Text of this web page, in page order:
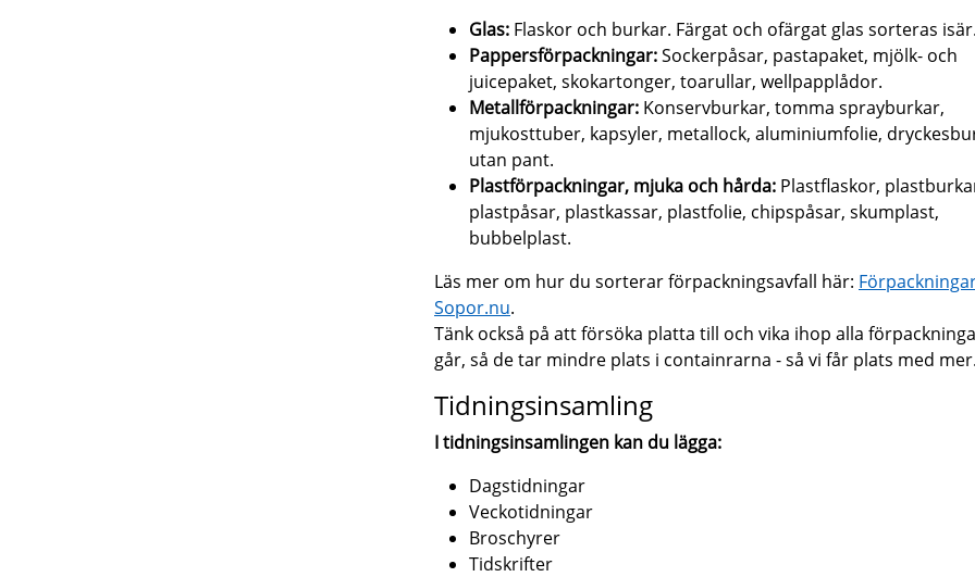
Glas: Flaskor och burkar. Färgat och ofärgat glas sorteras
Pappersförpackningar:Sockerpåsar, pastapaket, mjölk- och
juicepaket, skokartonger, toarullar, wellpapplådor.
Metallförpackningar: Konservburkar, tomma sprayburkar,
mjukosttuber, kapsyler, metallock, aluminiumfolie,
utan pant.
Plastförpackningar, mjuka och hårda: Plastflaskor,
plastpåsar, plastkassar, plastfolie, chipspåsar, skumplast,
bubbelplast.
Läs mer om hur du sorterar förpackningsavfall här:
Sopor.nu.
Tänk också på att försöka platta till och vika ihop alla
går, så de tar mindre plats i containrarna - så vi får plats med
Tidningsinsamling
I tidningsinsamlingen kan du lägga:
Dagstidningar
Veckotidningar
Broschyrer
Tidskrifter